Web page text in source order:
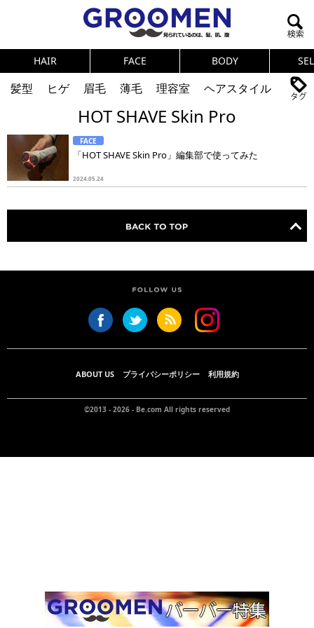
HAIR FACE BODY
髪型 ヒゲ 眉毛 薄毛 理容室
ヘアスタイル
体臭 ニオイ
連載
メンズコスメ
NEWS PICK UP 筋肉
女の本音
テストステロン
海外セレブ
健康
スキンケア 食事
調査結果
トレーニング
好印象な男
頭皮ケア
ダイエット
理容室
HOT SHAVE Skin Pro
FACE
「HOT SHAVE Skin Pro」編集部で使ってみた
2024.05.24
ABOUT US プライバシーポリシー 利用規約
©2013 - 2026 - Be.com All rights reserved